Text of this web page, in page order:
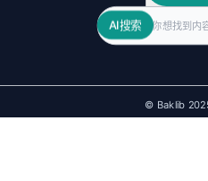
Search
AI搜索
© Baklib